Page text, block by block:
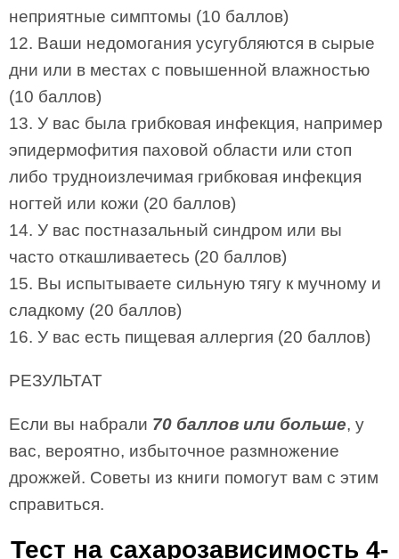
неприятные симптомы (10 баллов)
12. Ваши недомогания усугубляются в сырые
дни или в местах с повышенной влажностью
(10 баллов)
13. У вас была грибковая инфекция, например
эпидермофития паховой области или стоп
либо трудноизлечимая грибковая инфекция
ногтей или кожи (20 баллов)
14. У вас постназальный синдром или вы
часто откашливаетесь (20 баллов)
15. Вы испытываете сильную тягу к мучному и
сладкому (20 баллов)
16. У вас есть пищевая аллергия (20 баллов)
РЕЗУЛЬТАТ
Если вы набрали 70 баллов или больше, у
вас, вероятно, избыточное размножение
дрожжей. Советы из книги помогут вам с этим
справиться.
Тест на сахарозависимость 4-